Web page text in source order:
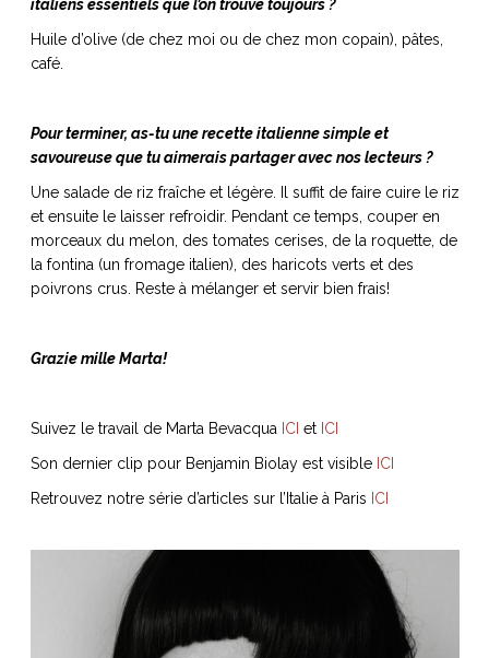
italiens essentiels que l’on trouve toujours ?
Huile d’olive (de chez moi ou de chez mon copain), pâtes,
café.
Pour terminer, as-tu une recette italienne simple et
savoureuse que tu aimerais partager avec nos lecteurs ?
Une salade de riz fraîche et légère. Il suffit de faire cuire le riz
et ensuite le laisser refroidir. Pendant ce temps, couper en
morceaux du melon, des tomates cerises, de la roquette, de
la fontina (un fromage italien), des haricots verts et des
poivrons crus. Reste à mélanger et servir bien frais!
Grazie mille Marta!
Suivez le travail de Marta Bevacqua ICI et ICI
Son dernier clip pour Benjamin Biolay est visible ICI
Retrouvez notre série d’articles sur l’Italie à Paris ICI